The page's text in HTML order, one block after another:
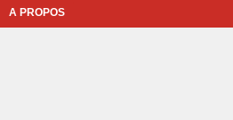
A PROPOS